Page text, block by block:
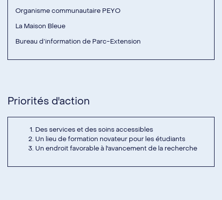
Organisme communautaire PEYO
La Maison Bleue
Bureau d’information de Parc-Extension
Priorités d'action
Des services et des soins accessibles
Un lieu de formation novateur pour les étudiants
Un endroit favorable à l'avancement de la recherche